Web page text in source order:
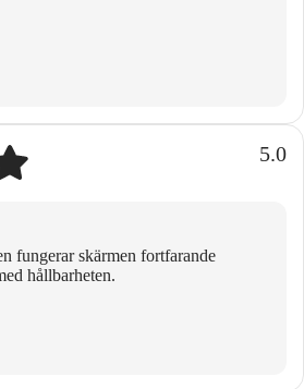
5.0
fungerar skärmen fortfarande
hållbarheten.